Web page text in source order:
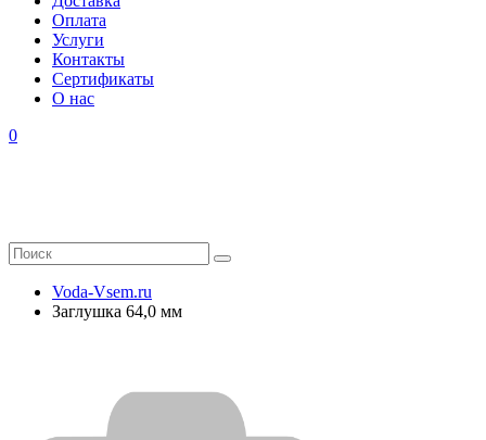
Оплата
Услуги
Контакты
Cертификаты
О нас
0
Voda-Vsem.ru
Заглушка 64,0 мм